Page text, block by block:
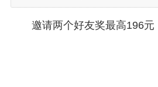
邀请两个好友奖最高196元